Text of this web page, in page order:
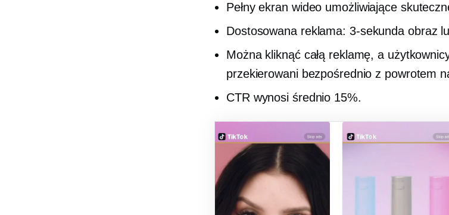
Pełny ekran wideo umożliwiające
Dostosowana reklama: 3-sekunda obraz
Można kliknąć całą reklamę, a
przekierowani bezpośrednio z powrotem
CTR wynosi średnio 15%.